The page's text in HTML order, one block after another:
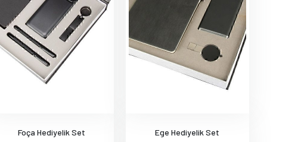
Foça Hediyelik Set Ege Hediyelik Set